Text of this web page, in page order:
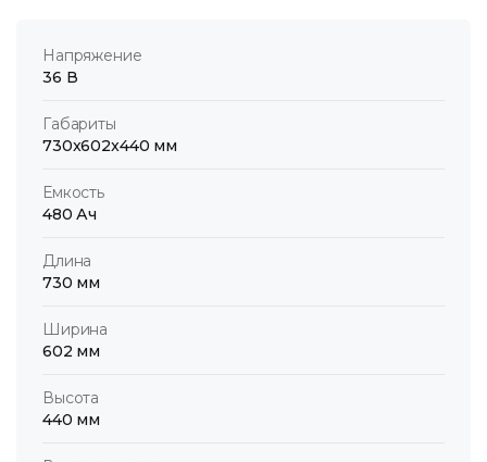
Напряжение
36 В
Габариты
730x602x440 мм
Емкость
480 Ач
Длина
730 мм
Ширина
602 мм
Высота
440 мм